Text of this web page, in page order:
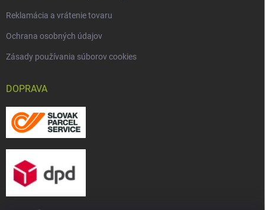
Reklamácia a vrátenie tovaru
Ochrana osobných údajov
Zásady používania súborov cookies
DOPRAVA